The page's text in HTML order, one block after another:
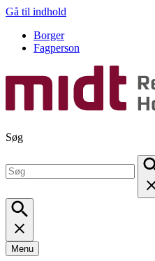
Gå til indhold
Borger
Fagperson
Søg
Menu